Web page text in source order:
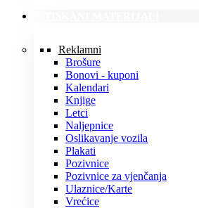
Reklamni
Brošure
Bonovi - kuponi
Kalendari
Knjige
Letci
Naljepnice
Oslikavanje vozila
Plakati
Pozivnice
Pozivnice za vjenčanja
Ulaznice/Karte
Vrećice